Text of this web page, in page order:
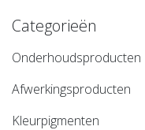
Categorieën
Onderhoudsproducten
Afwerkingsproducten
Kleurpigmenten